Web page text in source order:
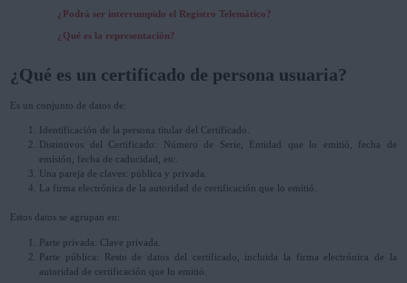
¿Podrá ser interrumpido el Registro Telemático?
¿Qué es la representación?
¿Qué es un certificado de persona usuaria?
Es un conjunto de datos de:
Identificación de la persona titular del Certificado.
Distintivos del Certificado: Número de Serie, Entidad que lo emitió, fecha de
emisión, fecha de caducidad, etc.
Una pareja de claves: pública y privada.
La firma electrónica de la autoridad de certificación que lo emitió.
Estos datos se agrupan en:
Parte privada: Clave privada.
Parte pública: Resto de datos del certificado, incluida la firma electrónica de la
autoridad de certificación que lo emitió.